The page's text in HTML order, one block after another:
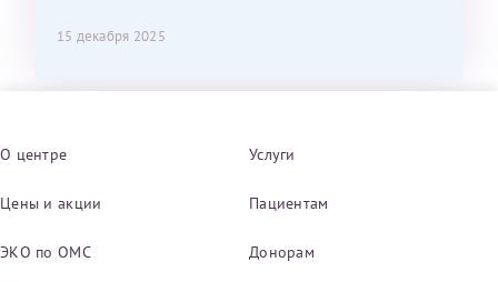
15 декабря 2025
О центре Услуги
Цены и акции Пациентам
ЭКО по ОМС Донорам